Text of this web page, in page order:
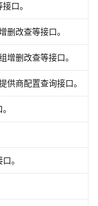
口。
删改查等接口。
增删改查等接口。
供商配置查询接口。
。